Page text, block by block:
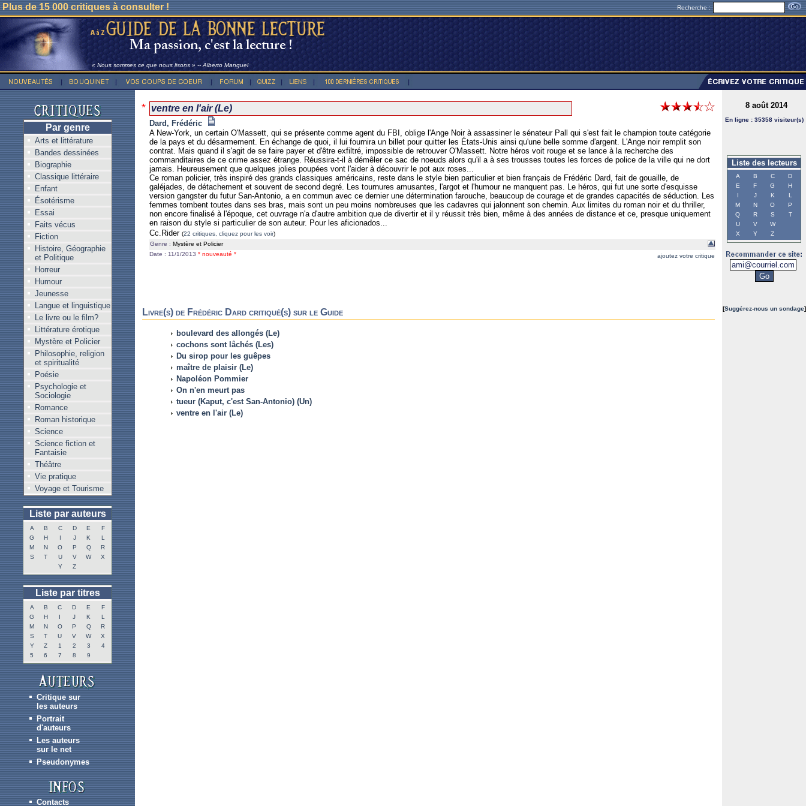
Plus de 15 000 critiques à consulter ! Recherche :
« Nous sommes ce que nous lisons » -- Alberto Manguel
Par genre
Arts et littérature
Bandes dessinées
Biographie
Classique littéraire
Enfant
Ésotérisme
Essai
Faits vécus
Fiction
Histoire, Géographie
et Politique
Horreur
Humour
Jeunesse
Langue et linguistique
Le livre ou le film?
Littérature érotique
Mystère et Policier
Philosophie, religion
et spiritualité
Poésie
Psychologie et
Sociologie
Romance
Roman historique
Science
Science fiction et
Fantaisie
Théâtre
Vie pratique
Voyage et Tourisme
Liste par auteurs
A B C D E
F
G
H I J K
L
M
N O P Q
R
S
T U V W
X
Y
Z
Liste par titres
A B C D E
F
G
H I J K
L
M
N O P Q
R
S
T U V W
X
Y
Z 1 2 3
4
5
6 7 8 9
Critique sur
les auteurs
Portrait
d'auteurs
Les auteurs
sur le net
Pseudonymes
Contacts
* ventre en l'air (Le)
Dard, Frédéric
A New-York, un certain O'Massett, qui se présente comme agent du FBI, oblige l'Ange Noir à assassiner le sénateur Pall qui s'est fait le champion toute catégorie
de la pays et du désarmement. En échange de quoi, il lui fournira un billet pour quitter les États-Unis ainsi qu'une belle somme d'argent. L'Ange noir remplit son
contrat. Mais quand il s'agit de se faire payer et d'être exfiltré, impossible de retrouver O'Massett. Notre héros voit rouge et se lance à la recherche des
commanditaires de ce crime assez étrange. Réussira-t-il à démêler ce sac de noeuds alors qu'il a à ses trousses toutes les forces de police de la ville qui ne dort
jamais. Heureusement que quelques jolies poupées vont l'aider à découvrir le pot aux roses...
Ce roman policier, très inspiré des grands classiques américains, reste dans le style bien particulier et bien français de Frédéric Dard, fait de gouaille, de
galéjades, de détachement et souvent de second degré. Les tournures amusantes, l'argot et l'humour ne manquent pas. Le héros, qui fut une sorte d'esquisse
version gangster du futur San-Antonio, a en commun avec ce dernier une détermination farouche, beaucoup de courage et de grandes capacités de séduction. Les
femmes tombent toutes dans ses bras, mais sont un peu moins nombreuses que les cadavres qui jalonnent son chemin. Aux limites du roman noir et du thriller,
non encore finalisé à l'époque, cet ouvrage n'a d'autre ambition que de divertir et il y réussit très bien, même à des années de distance et ce, presque uniquement
en raison du style si particulier de son auteur. Pour les aficionados...
Cc.Rider (22 critiques, cliquez pour les voir)
Genre : Mystère et Policier
Date : 11/1/2013 * nouveauté * ajoutez votre critique
Livre(s) de Frédéric Dard critiqué(s) sur le Guide
boulevard des allongés (Le)
cochons sont lâchés (Les)
Du sirop pour les guêpes
maître de plaisir (Le)
Napoléon Pommier
On n'en meurt pas
tueur (Kaput, c'est San-Antonio) (Un)
ventre en l'air (Le)
8 août 2014
En ligne : 35358 visiteur(s)
Liste des lecteurs
A B C
D
E
F G
H
I
J K
L
M
N O
P
Q
R S
T
U
V
W
X
Y Z
[Suggérez-nous un sondage]